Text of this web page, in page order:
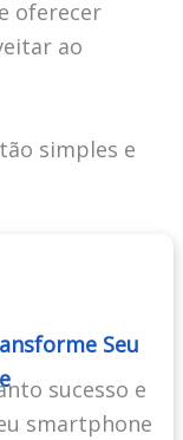
oferecer
ao
simples e
Seu
sucesso e
smartphone